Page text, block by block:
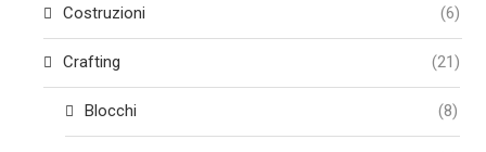
Costruzioni (6)
Crafting (21)
Blocchi (8)